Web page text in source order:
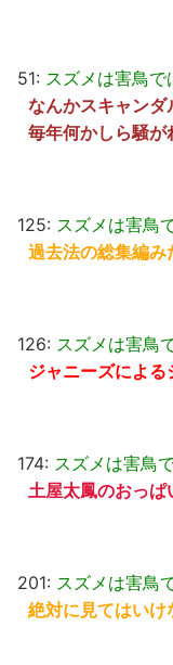
51: スズメは害鳥で
なんかスキャンダ
毎年何かしら騒
125: スズメは害鳥
過去法の総集編み
126: スズメは害鳥
ジャニーズによ
174: スズメは害鳥
土屋太鳳のおっ
201: スズメは害鳥
絶対に見てはい